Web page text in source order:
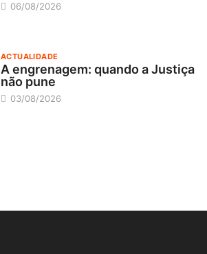
06/08/2026
ACTUALIDADE
A engrenagem: quando a Justiça
não pune
03/08/2026